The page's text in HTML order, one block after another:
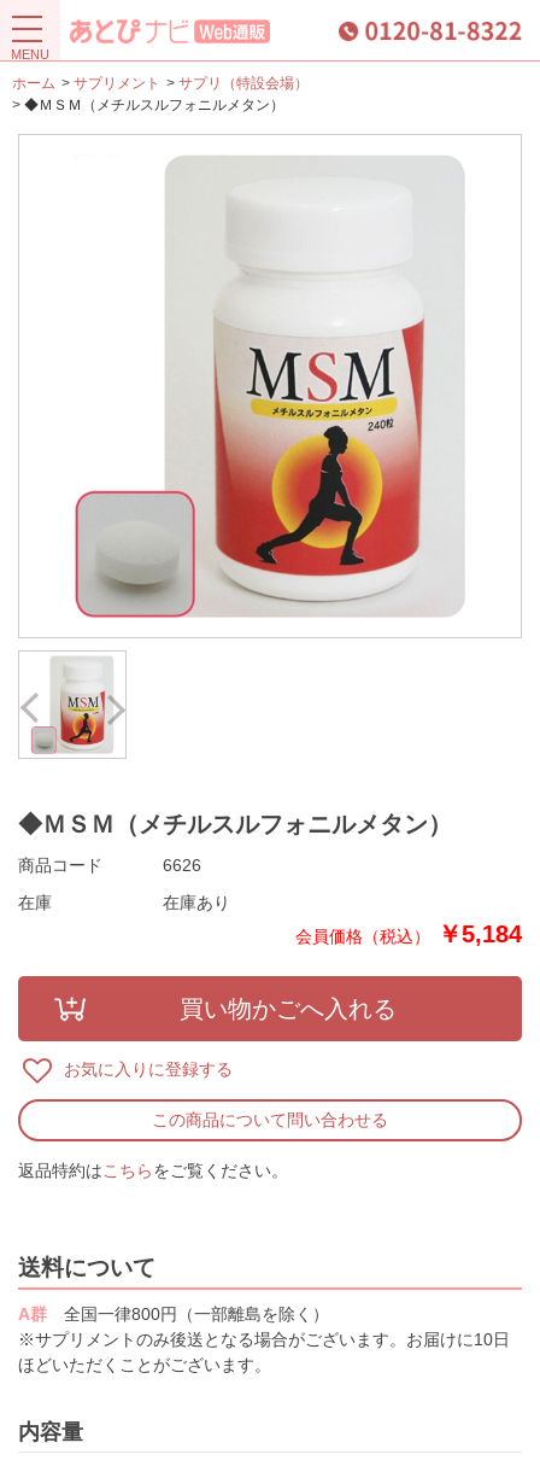
ホーム > サプリメント > サプリ（特設会場）
> ◆ＭＳＭ（メチルスルフォニルメタン）
Prev
◆ＭＳＭ（メチルスルフォニルメタン）
￥5,184
商品コード
6626
在庫
在庫あり
お気に入りに登録する
この商品について問い合わせる
返品特約はこちらをご覧ください。
送料について
A群 全国一律800円（一部離島を除く）
※サプリメントのみ後送となる場合がございます。お届けに10日
ほどいただくことがございます。
内容量